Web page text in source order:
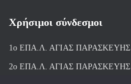
Χρήσιμοι σύνδεσμοι
1ο ΕΠΑ.Λ. ΑΓΙΑΣ ΠΑΡΑΣΚΕΥΗΣ
2ο ΕΠΑ.Λ. ΑΓΙΑΣ ΠΑΡΑΣΚΕΥΗΣ